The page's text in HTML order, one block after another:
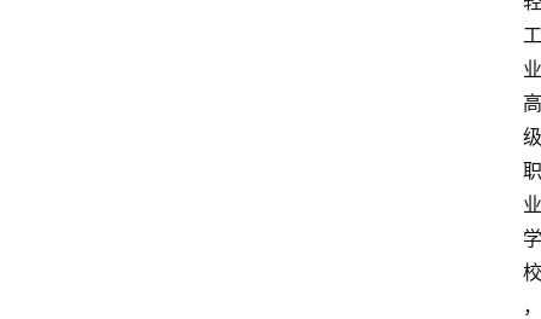
工
业
高
级
职
业
学
校
，